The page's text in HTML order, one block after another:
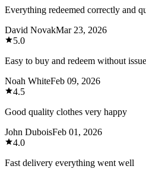
Everything redeemed correctly and
David NovakMar 23, 2026
5.0
Easy to buy and redeem without
Noah WhiteFeb 09, 2026
4.5
Good quality clothes very happy
John DuboisFeb 01, 2026
4.0
Fast delivery everything went well